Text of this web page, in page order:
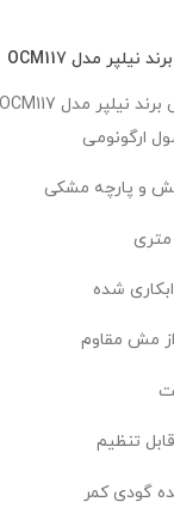
برند نیلپر مدل OCM117
ارگونومی